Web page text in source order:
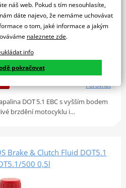
Porovnat
DOT 5.1 EBC s vyšším bodem
brzdění motocyklu i…
Brake & Clutch Fluid DOT5.1
500 0,5l
náš web. Pokud s tím nesouhlasíte,
dáte najevo, že nemáme uchovávat
o tom, jaké informace a jakým
naleznete zde.
info
pokračovat